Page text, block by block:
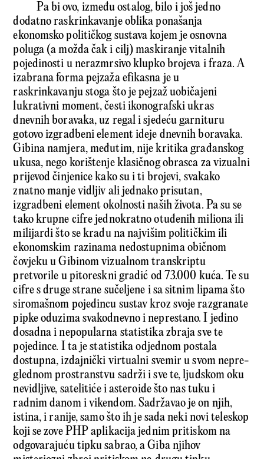
Pa bi ovo, između ostalog, bilo i još jedno
dodatno raskrinkavanje oblika ponašanja
ekonomsko političkog sustava kojem je osnovna
poluga (a možda čak i cilj) maskiranje vitalnih
pojedinosti u nerazmrsivo klupko brojeva i fraza. A
izabrana forma pejzaža efikasna je u
raskrinkavanju stoga što je pejzaž uobičajeni
lukrativni moment, česti ikonografski ukras
dnevnih boravaka, uz regal i sjedeću garnituru
gotovo izgradbeni element ideje dnevnih boravaka.
Gibina namjera, međutim, nije kritika građanskog
ukusa, nego korištenje klasičnog obrasca za vizualni
prijevod činjenice kako su i ti brojevi, svakako
znatno manje vidljiv ali jednako prisutan,
izgradbeni element okolnosti naših života. Pa su se
tako krupne cifre jednokratno otuđenih miliona ili
milijardi što se kradu na najvišim političkim ili
ekonomskim razinama nedostupnima običnom
čovjeku u Gibinom vizualnom transkriptu
pretvorile u pitoreskni gradić od 73.000 kuća. Te su
cifre s druge strane sučeljene i sa sitnim lipama što
siromašnom pojedincu sustav kroz svoje razgranate
pipke oduzima svakodnevno i neprestano. I jedino
dosadna i nepopularna statistika zbraja sve te
pojedince. I ta je statistika odjednom postala
dostupna, izdajnički virtualni svemir u svom nepre­
glednom prostranstvu sadrži i sve te, ljudskom oku
nevidljive, satelitiće i asteroide što nas tuku i
radnim danom i vikendom. Sadržavao je on njih,
istina, i ranije, samo što ih je sada neki novi teleskop
koji se zove PHP aplikacija jednim pritiskom na
odgovarajuću tipku sabrao, a Giba njihov